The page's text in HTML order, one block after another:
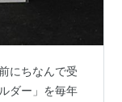
にちなんで受
ダー」を毎年